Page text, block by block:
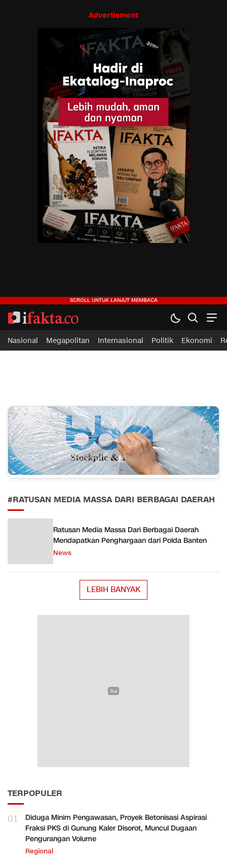
Advertisment
ifakta.co
#pastibenar
Nasional Megapolitan Internasional Politik Ekonomi
#RATUSAN MEDIA MASSA DARI BERBAGAI DAERAH
Ratusan Media Massa Dari Berbagai Daerah
Mendapatkan Penghargaan dari Polda Banten
News
LEBIH BANYAK
TERPOPULER
01
Diduga Minim Pengawasan, Proyek Betonisasi Aspirasi
Fraksi PKS di Gunung Kaler Disorot, Muncul Dugaan
Pengurangan Volume
Regional